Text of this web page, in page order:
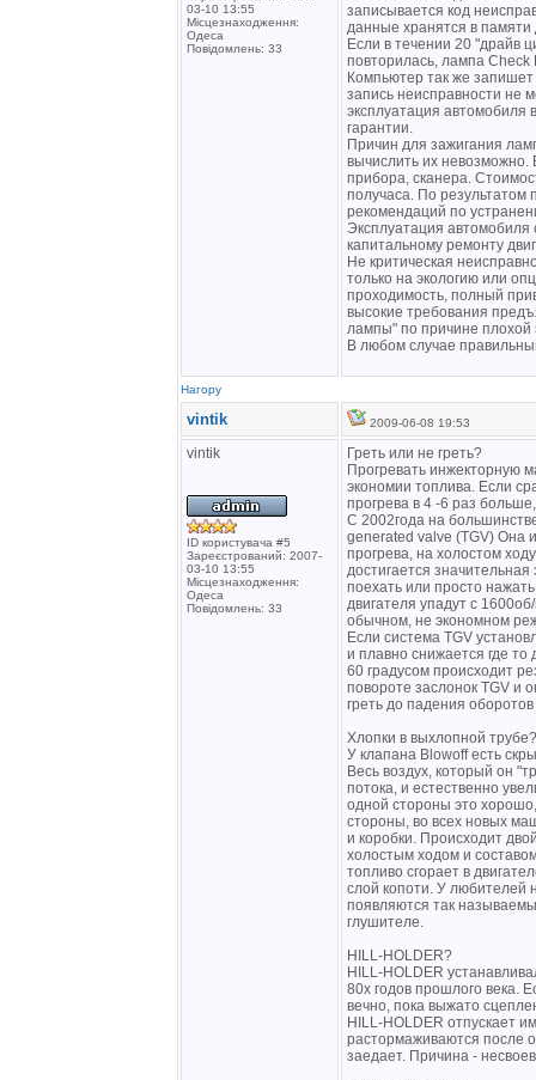
03-10 13:55
Місцезнаходження:
Одеса
Повідомлень: 33
записывается код
данные хранятся в
Если в течении 20 "драйв
повторилась, лампа
Компьютер так же
запись неисправности не
эксплуатация автомобиля
гарантии.
Причин для зажигания
вычислить их невозможно.
прибора, сканера.
получаса. По результатом
рекомендаций по
Эксплуатация автомобиля
капитальному ремонту
Не критическая
только на экологию или
проходимость, полный
высокие требования
лампы" по причине плохой
В любом случае
Нагору
vintik 2009-06-08 19:53
vintik
ID користувача #5
Зареєстрований: 2007-
03-10 13:55
Місцезнаходження:
Одеса
Повідомлень: 33
Греть или не греть?
Прогревать инжекторную
экономии топлива. Если
прогрева в 4 -6 раз
С 2002года на
generated valve (TGV) Она
прогрева, на холостом
достигается
поехать или просто
двигателя упадут с
обычном, не экономном
Если система TGV
и плавно снижается где
60 градусом происходит
повороте заслонок TGV и
греть до падения
Хлопки в выхлопной трубе?
У клапана Blowoff есть
Весь воздух, который он
потока, и естественно
одной стороны это хорошо,
стороны, во всех новых
и коробки. Происходит
холостым ходом и
топливо сгорает в
слой копоти. У любителей
появляются так
глушителе.
HILL-HOLDER?
HILL-HOLDER
80х годов прошлого века.
вечно, пока выжато
HILL-HOLDER отпускает
растормаживаются после
заедает. Причина -